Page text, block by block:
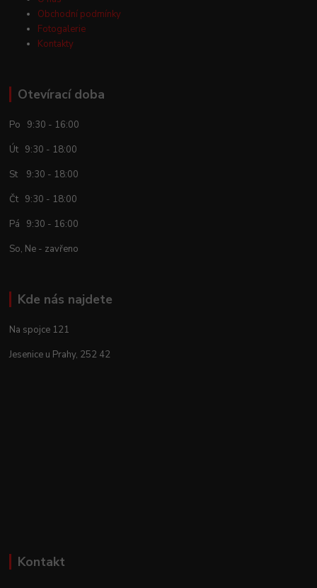
Obchodní podmínky
Fotogalerie
Kontakty
Otevírací doba
Po 9:30 - 16:00
Út 9:30 - 18:00
St 9:30 - 18:00
Čt 9:30 - 18:00
Pá 9:30 - 16:00
So, Ne - zavřeno
Kde nás najdete
Na spojce 121
Jesenice u Prahy, 252 42
Kontakt